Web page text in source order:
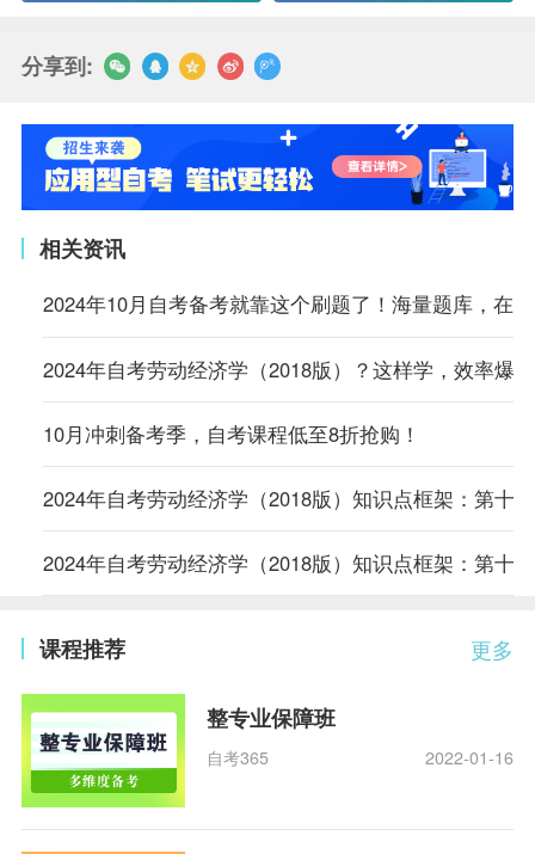
分享到:
相关资讯
2024年10月自考备考就靠这个刷题了！海量题库，在
2024年自考劳动经济学（2018版）？这样学，效率爆表
10月冲刺备考季，自考课程低至8折抢购！
2024年自考劳动经济学（2018版）知识点框架：第十
2024年自考劳动经济学（2018版）知识点框架：第十
更多
课程推荐
整专业保障班
自考365 2022-01-16